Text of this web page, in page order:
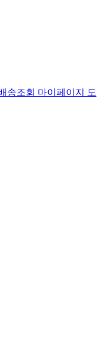
송조회 마이페이지
도